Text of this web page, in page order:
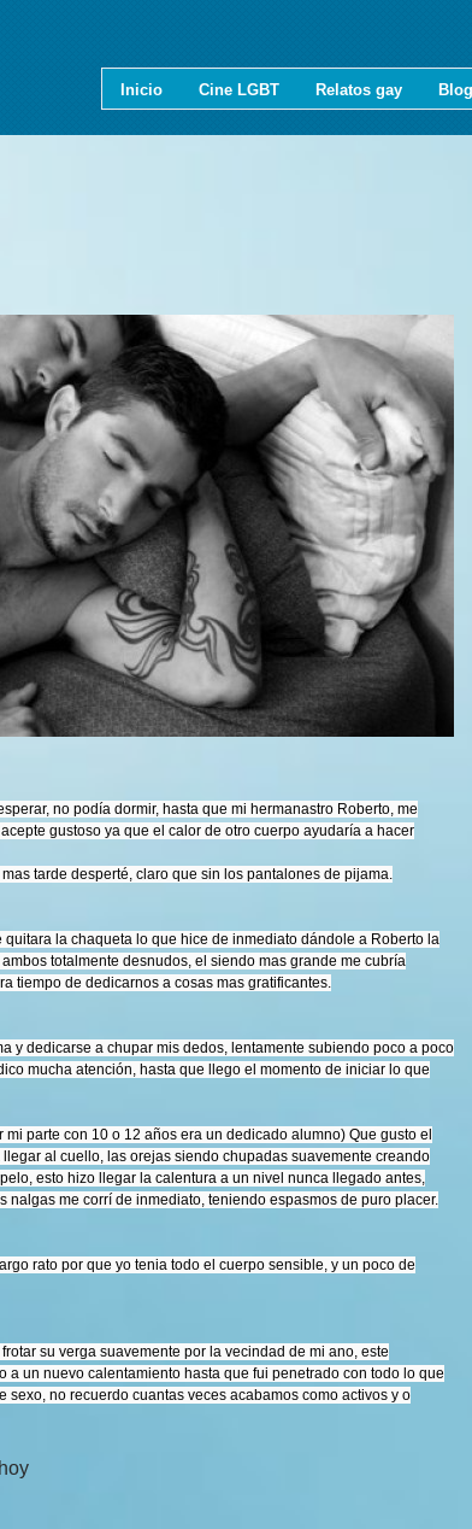
Inicio Cine LGBT Relatos gay
no podía dormir, hasta que mi hermanastro Roberto, me
gustoso ya que el calor de otro cuerpo ayudaría a hacer
tarde desperté, claro que sin los pantalones de pijama.
la chaqueta lo que hice de inmediato dándole a Roberto la
totalmente desnudos, el siendo mas grande me cubría
tiempo de dedicarnos a cosas mas gratificantes.
y dedicarse a chupar mis dedos, lentamente subiendo poco a poco
mucha atención, hasta que llego el momento de iniciar lo que
parte con 10 o 12 años era un dedicado alumno) Que gusto el
al cuello, las orejas siendo chupadas suavemente creando
esto hizo llegar la calentura a un nivel nunca llegado antes,
nalgas me corrí de inmediato, teniendo espasmos de puro placer.
rato por que yo tenia todo el cuerpo sensible, y un poco de
su verga suavemente por la vecindad de mi ano, este
a un nuevo calentamiento hasta que fui penetrado con todo lo que
sexo, no recuerdo cuantas veces acabamos como activos y o